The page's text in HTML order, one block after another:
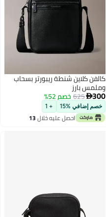
كالفن كلاين شنطة ريبورتر بسحاب
وملمس بارز
300
625خصم 52%
خصم إضافي %15 + 1
احصل عليه خلال13
اغسطس